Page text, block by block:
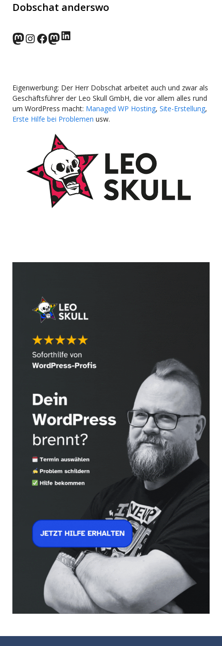
Dobschat anderswo
norden.social
Instagram
Facebook
wp-punks.social
LinkedIn
Eigenwerbung: Der Herr Dobschat arbeitet auch und zwar als
Geschäftsführer der Leo Skull GmbH, die vor allem alles rund
um WordPress macht: Managed WP Hosting, Site-Erstellung,
Erste Hilfe bei Problemen usw.